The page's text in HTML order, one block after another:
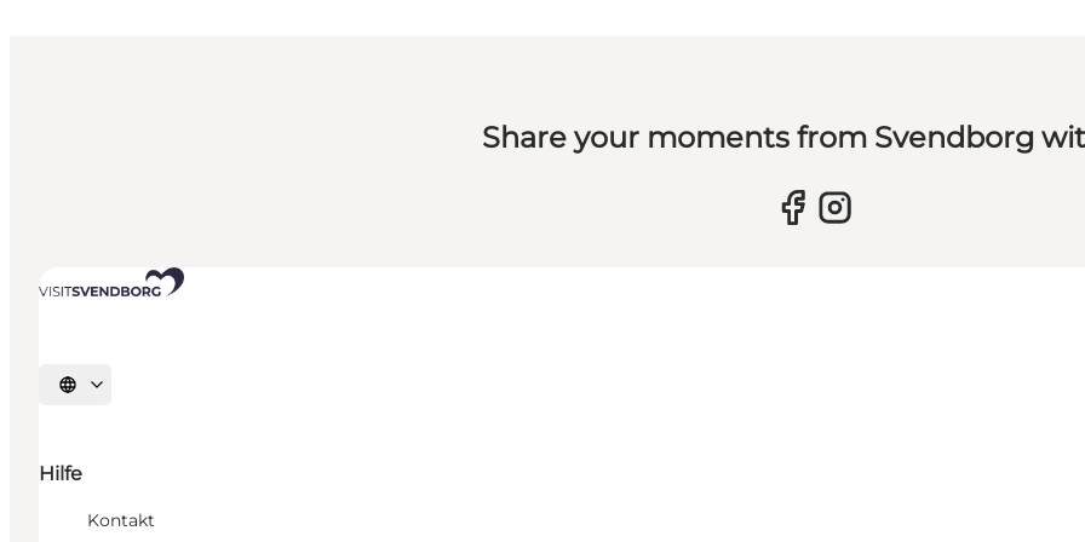
Share your moments from Svendborg
Sprache auswählen
Hilfe
Kontakt